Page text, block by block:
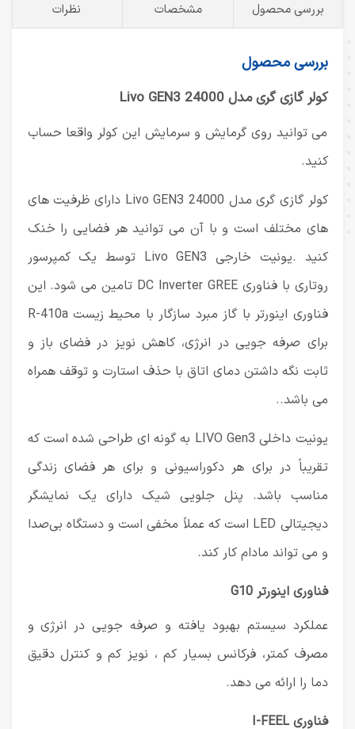
بررسی محصول مشخصات نظرات
بررسی محصول
کولر گازی گری مدل Livo GEN3 24000
می توانید روی گرمایش و سرمایش این کولر واقعا حساب
کنید.
کولر گازی گری مدل Livo GEN3 24000 دارای ظرفیت های
های مختلف است و با آن می توانید هر فضایی را خنک
کنید .یونیت خارجی Livo GEN3 توسط یک کمپرسور
روتاری با فناوری DC Inverter GREE تامین می شود. این
فناوری اینورتر با گاز مبرد سازگار با محیط زیست R-410a
برای صرفه جویی در انرژی، کاهش نویز در فضای باز و
ثابت نگه داشتن دمای اتاق با حذف استارت و توقف همراه
می باشد..
یونیت داخلی LIVO Gen3 به گونه ای طراحی شده است که
تقریباً در برای هر دکوراسیونی و برای هر فضای زندگی
مناسب باشد. پنل جلویی شیک دارای یک نمایشگر
دیجیتالی LED است که عملاً مخفی است و دستگاه بی‌صدا
و می تواند مادام کار کند.
فناوری اینورتر G10
عملکرد سیستم بهبود یافته و صرفه جویی در انرژی و
مصرف کمتر، فرکانس بسیار کم ، نویز کم و کنترل دقیق
دما را ارائه می دهد.
فناوری I-FEEL